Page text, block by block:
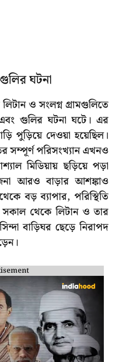
ঘটনা
ও সংলগ্ন গ্রামগুলিতে
গুলির ঘটনা ঘটে। এর
পুড়িয়ে দেওয়া হয়েছিল।
সম্পূর্ণ পরিসংখ্যান এখনও
মিডিয়ায় ছড়িয়ে পড়া
আরও বাড়ার আশঙ্কাও
বড় ব্যাপার, পরিস্থিতি
থেকে লিটান ও তার
বাড়িঘর ছেড়ে নিরাপদ